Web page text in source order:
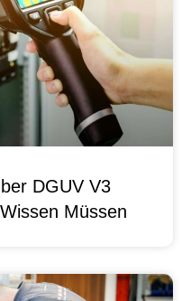
DGUV V3
Müssen